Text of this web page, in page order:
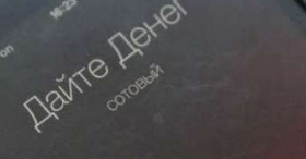
в Волгограде: девушка
женщину с ножом
в Волгограде: в Центральном
„Арбузный переполох“